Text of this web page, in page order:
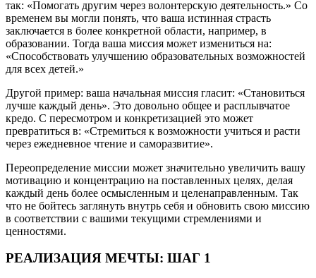
так: «Помогать другим через волонтерскую деятельность.» Со
временем вы могли понять, что ваша истинная страсть
заключается в более конкретной области, например, в
образовании. Тогда ваша миссия может измениться на:
«Способствовать улучшению образовательных возможностей
для всех детей.»
Другой пример: ваша начальная миссия гласит: «Становиться
лучше каждый день». Это довольно общее и расплывчатое
кредо. С пересмотром и конкретизацией это может
превратиться в: «Стремиться к возможности учиться и расти
через ежедневное чтение и саморазвитие».
Переопределение миссии может значительно увеличить вашу
мотивацию и концентрацию на поставленных целях, делая
каждый день более осмысленным и целенаправленным. Так
что не бойтесь заглянуть внутрь себя и обновить свою миссию
в соответствии с вашими текущими стремлениями и
ценностями.
РЕАЛИЗАЦИЯ МЕЧТЫ: ШАГ 1